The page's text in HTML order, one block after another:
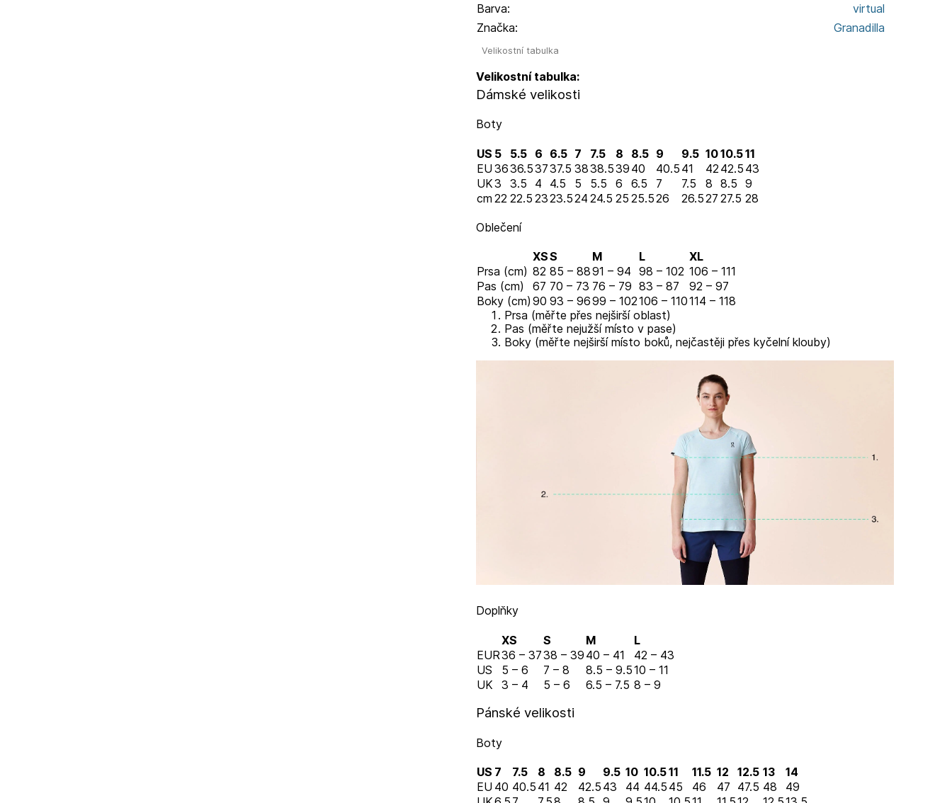
Barva:
virtual
Značka:
Granadilla
Velikostní tabulka
Velikostní tabulka:
Dámské velikosti
Boty
US 5 5.5 6 6.5 7 7.5 8 8.5 9 9.5 1010.511
EU 3636.53737.5 3838.539 40 40.5 41 42 42.5 43
UK3 3.5 4 4.5 5 5.5 6 6.5 7 7.5 8 8.5 9
cm 22 22.5 2323.524 24.5 25 25.526 26.527 27.5 28
Oblečení
XSS M L
XL
Prsa (cm) 82 85 – 8891 – 94 98 – 102 106 – 111
Pas (cm)
67 70 – 73 76 – 79 83 – 87
92 – 97
Boky (cm) 90 93 – 9699 – 102106 – 110114 – 118
Prsa (měřte přes nejširší oblast)
Pas (měřte nejužší místo v pase)
Boky (měřte nejširší místo boků, nejčastěji přes kyčelní klouby)
Doplňky
XS S M
L
EUR36 – 3738 – 39 40 – 41
42 – 43
US
5 – 6 7 – 8 8.5 – 9.510 – 11
UK
3 – 4 5 – 6 6.5 – 7.5 8 – 9
Pánské velikosti
Boty
US 7 7.5 8 8.5 9 9.5 10 10.511 11.5 12 12.5 13
14
EU 40 40.5 41 42 42.5 43 44 44.5 45 46 47 47.5 48
49